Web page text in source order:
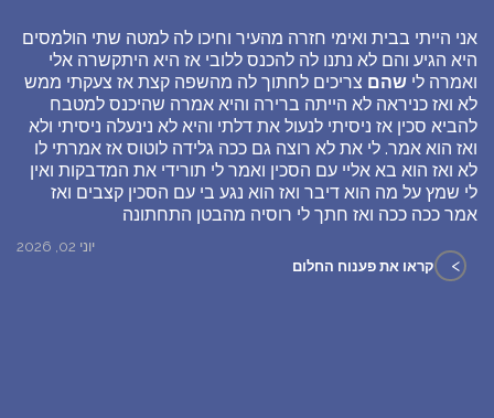
אני הייתי בבית ואימי חזרה מהעיר וחיכו לה למטה שתי הולמסים
היא הגיע והם לא נתנו לה להכנס ללובי אז היא היתקשרה אלי
ואמרה לי שהם צריכים לחתוך לה מהשפה קצת אז צעקתי ממש
לא ואז כניראה לא הייתה ברירה והיא אמרה שהיכנס למטבח
להביא סכין אז ניסיתי לנעול את דלתי והיא לא נינעלה ניסיתי ולא
ואז הוא אמר. לי את לא רוצה גם ככה גלידה לוטוס אז אמרתי לו
לא ואז הוא בא אליי עם הסכין ואמר לי תורידי את המדבקות ואין
לי שמץ על מה הוא דיבר ואז הוא נגע בי עם הסכין קצבים ואז
אמר ככה ככה ואז חתך לי רוסיה מהבטן התחתונה
יוני 02, 2026
> קראו את פענוח החלום